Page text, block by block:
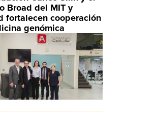
Broad del MIT y
fortalecen cooperación
genómica